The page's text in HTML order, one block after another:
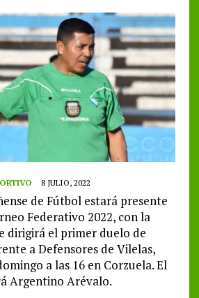
8 JULIO, 2022
de Fútbol estará presente
Federativo 2022, con la
dirigirá el primer duelo de
a Defensores de Vilelas,
a las 16 en Corzuela. El
Argentino Arévalo.